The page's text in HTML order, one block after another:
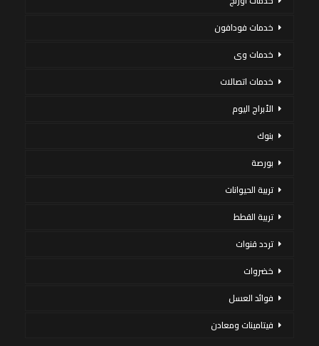
خدمات فودافون
خدمات وى
خدمات اتصالات
الأبراج اليوم
بنوك
بورصة
تربية الحيوانات
تربية القطط
تردد قنوات
خضروات
فوائد العسل
فيتامينات ومعادن